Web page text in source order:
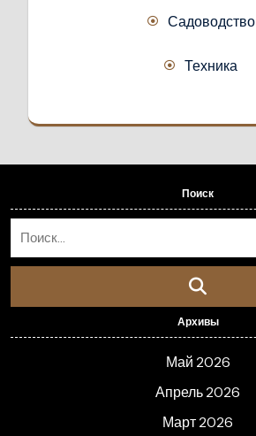
Садоводство
Техника
Поиск
Архивы
Май 2026
Апрель 2026
Март 2026